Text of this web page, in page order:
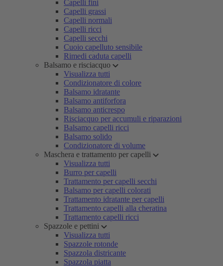
Capelli fini
Capelli grassi
Capelli normali
Capelli ricci
Capelli secchi
Cuoio capelluto sensibile
Rimedi caduta capelli
Balsamo e risciacquo
Visualizza tutti
Condizionatore di colore
Balsamo idratante
Balsamo antiforfora
Balsamo anticrespo
Risciacquo per accumuli e riparazioni
Balsamo capelli ricci
Balsamo solido
Condizionatore di volume
Maschera e trattamento per capelli
Visualizza tutti
Burro per capelli
Trattamento per capelli secchi
Balsamo per capelli colorati
Trattamento idratante per capelli
Trattamento capelli alla cheratina
Trattamento capelli ricci
Spazzole e pettini
Visualizza tutti
Spazzole rotonde
Spazzola districante
Spazzola piatta